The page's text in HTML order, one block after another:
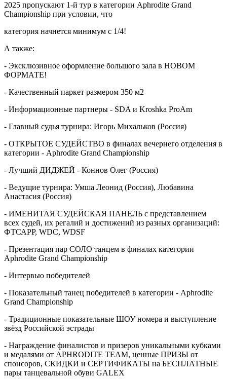
2025 пропускают 1-й тур в категории Aphrodite Grand
Championship при условии, что
категория начнется минимум с 1/4!
А также:
- Эксклюзивное оформление большого зала в НОВОМ
ФОРМАТЕ!
- Качественный паркет размером 350 м2
- ⁠Информационные партнеры - SDA и Kroshka ProAm
- Главный судья турнира: Игорь Михальков (Россия)
- ОТКРЫТОЕ СУДЕЙСТВО в финалах вечернего отделения в
категории - Aphrodite Grand Championship
- Лучший ДИДЖЕЙ - Коннов Олег (Россия)
- Ведущие турнира: Умша Леонид (Россия), Любавина
Анастасия (Россия)
- ИМЕНИТАЯ СУДЕЙСКАЯ ПАНЕЛЬ с представлением
всех судей, их регалий и достижений из разных организаций:
ФТСАРР, WDC, WDSF
- Презентация пар СОЛО танцем в финалах категории
Aphrodite Grand Championship
- Интервью победителей
- Показательный танец победителей в категории - Aphrodite
Grand Championship
- Традиционные показательные ШОУ номера и выступление
звёзд Российской эстрады
- Награждение финалистов и призеров уникальными кубками
и медалями от APHRODITE TEAM, ценные ПРИЗЫ от
спонсоров, СКИДКИ и СЕРТИФИКАТЫ на БЕСПЛАТНЫЕ
пары танцевальной обуви GALEX